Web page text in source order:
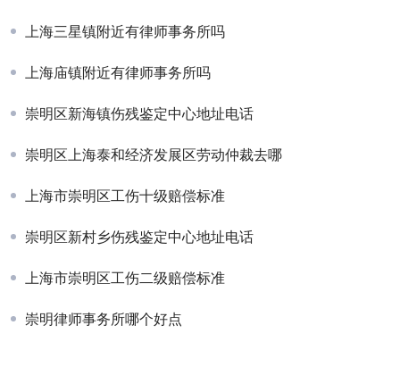
上海三星镇附近有律师事务所吗
上海庙镇附近有律师事务所吗
崇明区新海镇伤残鉴定中心地址电话
崇明区上海泰和经济发展区劳动仲裁去哪
上海市崇明区工伤十级赔偿标准
崇明区新村乡伤残鉴定中心地址电话
上海市崇明区工伤二级赔偿标准
崇明律师事务所哪个好点